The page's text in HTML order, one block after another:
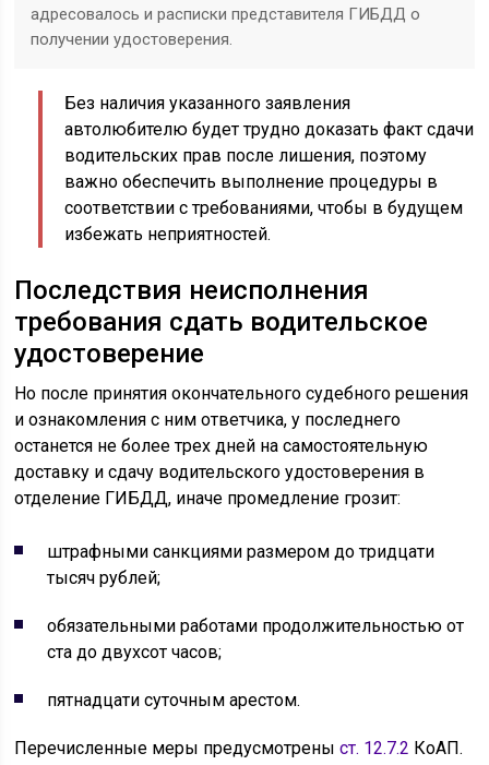
адресовалось и расписки представителя ГИБДД о
получении удостоверения.
Без наличия указанного заявления
автолюбителю будет трудно доказать факт сдачи
водительских прав после лишения, поэтому
важно обеспечить выполнение процедуры в
соответствии с требованиями, чтобы в будущем
избежать неприятностей.
Последствия неисполнения
требования сдать водительское
удостоверение
Но после принятия окончательного судебного решения
и ознакомления с ним ответчика, у последнего
останется не более трех дней на самостоятельную
доставку и сдачу водительского удостоверения в
отделение ГИБДД, иначе промедление грозит:
штрафными санкциями размером до тридцати
тысяч рублей;
обязательными работами продолжительностью от
ста до двухсот часов;
пятнадцати суточным арестом.
Перечисленные меры предусмотреныст. 12.7.2 КоАП.